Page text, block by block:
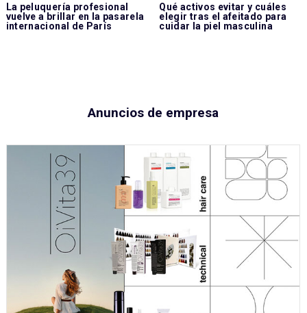
La peluquería profesional
vuelve a brillar en la pasarela
internacional de París
Qué activos evitar y cuáles
elegir tras el afeitado para
cuidar la piel masculina
Anuncios de empresa